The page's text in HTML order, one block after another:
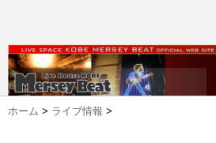
ホーム > ライブ情報 >